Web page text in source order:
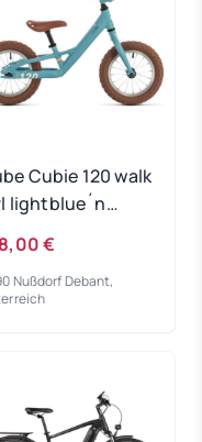
Cubie 120 walk
lightblue´n
€
Nußdorf Debant,